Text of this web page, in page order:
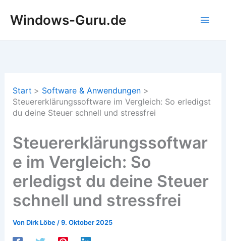
InhaltWindows-Guru.de
Start
Software & Anwendungen
Steuererklärungssoftware im Vergleich: So erledigst
du deine Steuer schnell und stressfrei
Steuererklärungssoftwar
e im Vergleich: So
erledigst du deine Steuer
schnell und stressfrei
Von Dirk Löbe /9. Oktober 2025